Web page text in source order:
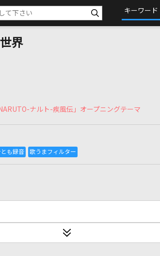
キーワード
界
ナルト-疾風伝」オープニングテーマ